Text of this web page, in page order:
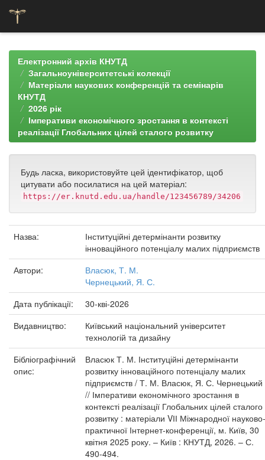
navigationЕлектронний архів КНУТД
Загальноуніверситетські колекції
Матеріали наукових конференцій та семінарів
КНУТД
2026 рік
Імперативи економічного зростання в контексті
реалізації Глобальних цілей сталого розвитку
Будь ласка, використовуйте цей ідентифікатор, щоб
цитувати або посилатися на цей матеріал:
https://er.knutd.edu.ua/handle/123456789/34206
Назва:
Інституційні детермінанти розвитку
інноваційного потенціалу малих підприємств
Автори:
Власюк, Т. М.
Чернецький, Я. С.
Дата публікації:
30-кві-2026
Видавництво:
Київський національний університет
технологій та дизайну
Бібліографічний
опис:
Власюк Т. М. Інституційні детермінанти
розвитку інноваційного потенціалу малих
підприємств / Т. М. Власюк, Я. С. Чернецький
// Імперативи економічного зростання в
контексті реалізації Глобальних цілей сталого
розвитку : матеріали VІІ Міжнародної науково-
практичної Інтернет-конференції, м. Київ, 30
квітня 2025 року. – Київ : КНУТД, 2026. – С.
490-494.